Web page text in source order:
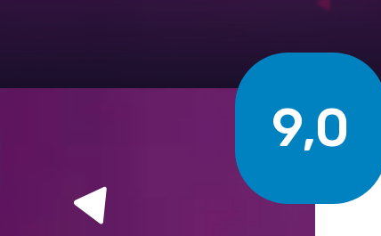
9,0